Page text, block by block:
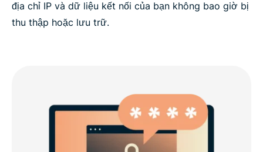
địa chỉ IP và dữ liệu kết nối của bạn không bao giờ bị
thu thập hoặc lưu trữ.